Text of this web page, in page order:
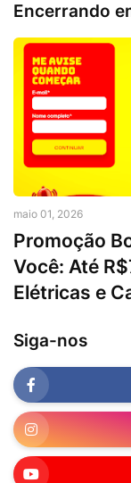
Encerrando
maio 01, 2026
Promoção
Você: Até
Elétricas e
Siga-nos